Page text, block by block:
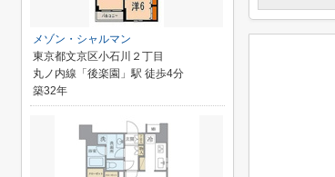
メゾン・シャルマン
東京都文京区小石川２丁目
丸ノ内線「後楽園」駅 徒歩4分
築32年